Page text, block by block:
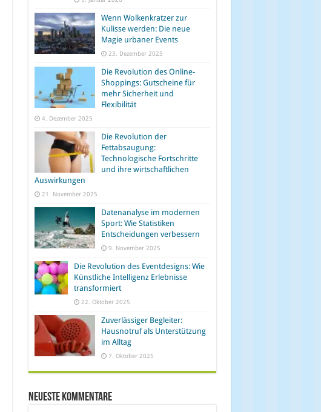
Wenn Wolkenkratzer zur
Kulisse werden: Die neue
Magie urbaner Events
23. Dezember 2025
Die Revolution des Online-
Shoppings: Gutscheine für
mehr Sicherheit und
Flexibilität
4. Dezember 2025
Die Revolution der
Fettabsaugung:
Technologische Fortschritte
und ihre wirtschaftlichen
Auswirkungen
21. November 2025
Datenanalyse im modernen
Sport: Wie Statistiken
Entscheidungen verbessern
9. November 2025
Die Revolution des Eventdesigns: Wie
Künstliche Intelligenz Erlebnisse
transformiert
22. Oktober 2025
Zuverlässiger Begleiter:
Hausnotruf als Unterstützung
im Alltag
7. Oktober 2025
Neueste Kommentare